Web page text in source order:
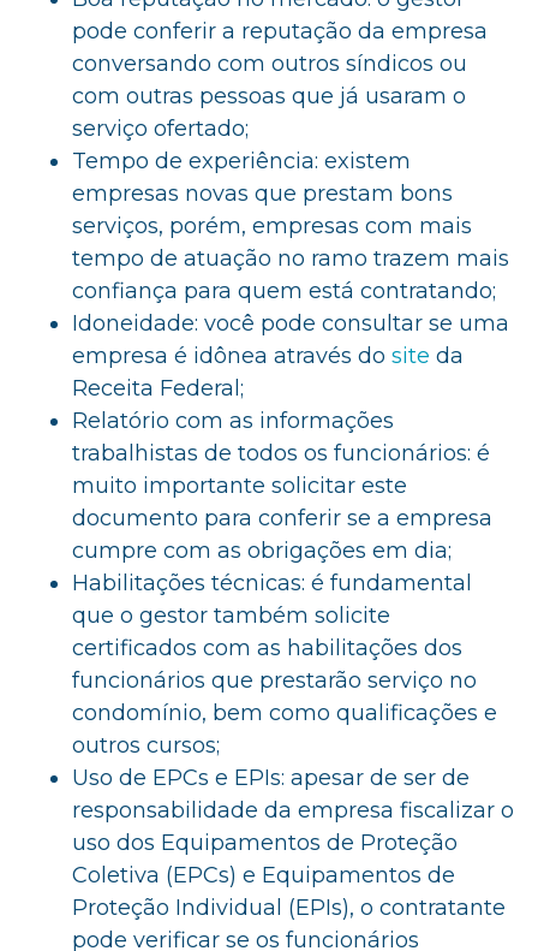
pode conferir a reputação da empresa
conversando com outros síndicos ou
com outras pessoas que já usaram o
serviço ofertado;
Tempo de experiência: existem
empresas novas que prestam bons
serviços, porém, empresas com mais
tempo de atuação no ramo trazem mais
confiança para quem está contratando;
Idoneidade: você pode consultar se uma
empresa é idônea através do site da
Receita Federal;
Relatório com as informações
trabalhistas de todos os funcionários: é
muito importante solicitar este
documento para conferir se a empresa
cumpre com as obrigações em dia;
Habilitações técnicas: é fundamental
que o gestor também solicite
certificados com as habilitações dos
funcionários que prestarão serviço no
condomínio, bem como qualificações e
outros cursos;
Uso de EPCs e EPIs: apesar de ser de
responsabilidade da empresa fiscalizar o
uso dos Equipamentos de Proteção
Coletiva (EPCs) e Equipamentos de
Proteção Individual (EPIs), o contratante
pode verificar se os funcionários